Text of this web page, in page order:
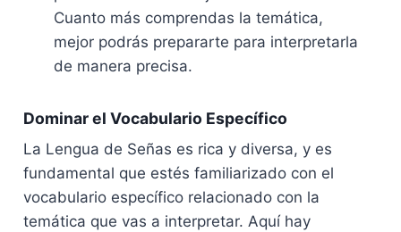
Cuanto más comprendas la temática,
mejor podrás prepararte para interpretarla
de manera precisa.
Dominar el Vocabulario Específico
La Lengua de Señas es rica y diversa, y es
fundamental que estés familiarizado con el
vocabulario específico relacionado con la
temática que vas a interpretar. Aquí hay